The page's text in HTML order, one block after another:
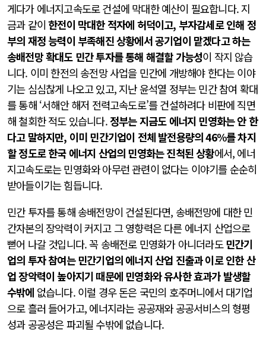
게다가 에너지고속도로 건설에 막대한 예산이 필요합니다. 지
금과 같이한전이 막대한 적자에 허덕이고, 부자감세로 인해 정
부의 재정 능력이 부족해진 상황에서 공기업이 맡겠다고 하는
송배전망 확대도 민간 투자를 통해 해결할 가능성이 작지 않습
니다. 이미 한전의 송전망 사업을 민간에 개방해야 한다는 이야
기는 심심찮게 나오고 있고, 지난 윤석열 정부는 민간 참여 확대
를 통해 ‘서해안 해저 전력고속도로’를 건설하려다 비판에 직면
해 철회한 적도 있습니다.정부는 지금도 에너지 민영화는 안 한
다고 말하지만, 이미 민간기업이 전체 발전용량의 46%를 차지
할 정도로 한국 에너지 산업의 민영화는 진척된 상황에서, 에너
지고속도로는 민영화와 아무런 관련이 없다는 이야기를 순순히
받아들이기는 힘듭니다.
민간 투자를 통해 송배전망이 건설된다면, 송배전망에 대한 민
간자본의 장악력이 커지고 그 영향력은 다른 에너지 산업으로
뻗어 나갈 것입니다. 꼭 송배전로 민영화가 아니더라도민간기
업의 투자 참여는 민간기업의 에너지 산업 진출과 이로 인한 산
업 장악력이 높아지기 때문에 민영화와 유사한 효과가 발생할
수밖에 없습니다. 이럴 경우 돈은 국민의 호주머니에서 대기업
으로 흘러 들어가고, 에너지라는 공공재와 공공서비스의 형평
성과 공공성은 파괴될 수밖에 없습니다.